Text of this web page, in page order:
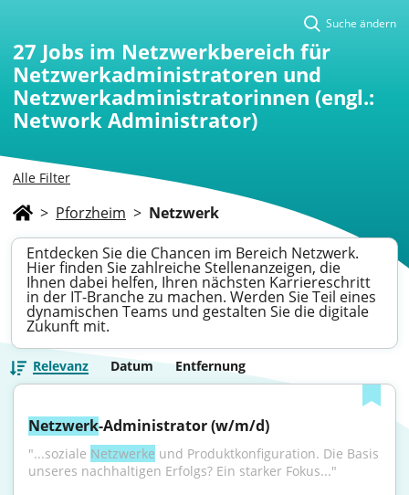
Alle Filter
Suche ändern
27 Jobs im Netzwerkbereich für
Netzwerkadministratoren und
Netzwerkadministratorinnen (engl.:
Network Administrator)
> Pforzheim > Netzwerk
Entdecken Sie die Chancen im Bereich Netzwerk.
Hier finden Sie zahlreiche Stellenanzeigen, die
Ihnen dabei helfen, Ihren nächsten Karriereschritt
in der IT-Branche zu machen. Werden Sie Teil eines
dynamischen Teams und gestalten Sie die digitale
Zukunft mit.
Relevanz Datum Entfernung
Netzwerk-Administrator (w/m/d)
"...soziale Netzwerke und Produktkonfiguration. Die Basis
unseres nachhaltigen Erfolgs? Ein starker Fokus..."